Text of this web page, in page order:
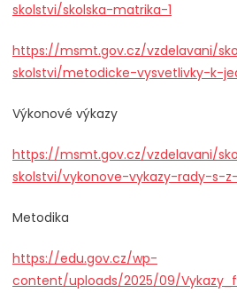
skolstvi/skolska-matrika-1
https://msmt.gov.cz/vzdelavani/
skolstvi/metodicke-vysvetlivky-k-
Výkonové výkazy
https://msmt.gov.cz/vzdelavani/
skolstvi/vykonove-vykazy-rady-s-
Metodika
https://edu.gov.cz/wp-
content/uploads/2025/09/